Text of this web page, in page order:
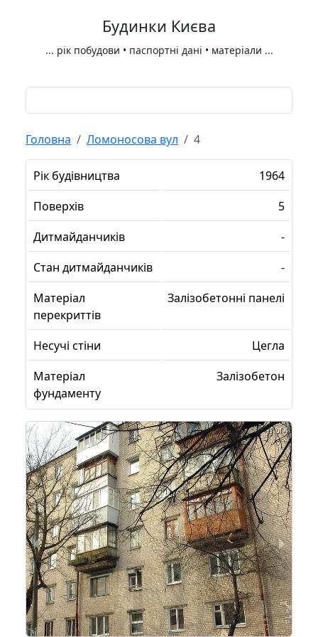
Будинки Києва
... рік побудови • паспортні дані • матеріали ...
Головна Ломоносова вул 4
Рік будівництва
1964
Поверхів
5
Дитмайданчиків
-
Стан дитмайданчиків
-
Матеріал
перекриттів
Залізобетонні панелі
Несучі стіни
Цегла
Матеріал
фундаменту
Залізобетон
1 of 4